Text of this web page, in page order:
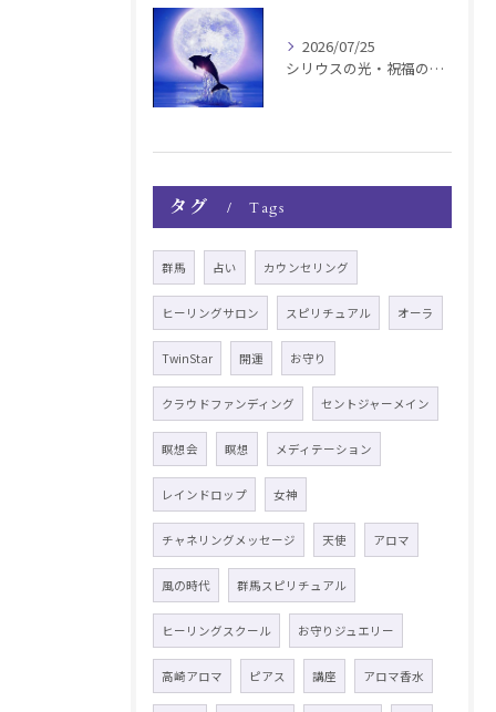
2026/07/25
シリウスの光・祝福の波動チャージ遠隔お知らせ〜銀河新年〜
タグ Tags
群馬 占い カウンセリング
ヒーリングサロン スピリチュアル オーラ
TwinStar 開運 お守り
クラウドファンディング セントジャーメイン
瞑想会 瞑想 メディテーション
レインドロップ 女神
チャネリングメッセージ 天使 アロマ
風の時代 群馬スピリチュアル
ヒーリングスクール お守りジュエリー
高崎アロマ ピアス 講座 アロマ香水